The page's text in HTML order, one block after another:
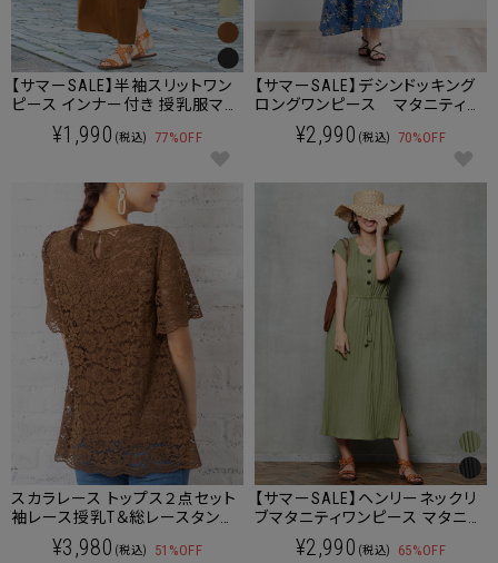
【サマーSALE】半袖スリットワン
ピース インナー付き 授乳服マタ
ニティウェア
¥1,990 (税込) 77%OFF
【サマーSALE】デシンドッキング
ロングワンピース マタニティ
授乳服 産後も使える
¥2,990 (税込) 70%OFF
スカラレース トップス２点セット
袖レース授乳T＆総レースタンク
トップ 授乳服 マタニティウェア
¥3,980 (税込) 51%OFF
【サマーSALE】ヘンリーネックリ
ブマタニティワンピース マタニテ
ィ 授乳服 産後も使える
¥2,990 (税込) 65%OFF